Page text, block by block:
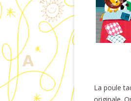
La poule